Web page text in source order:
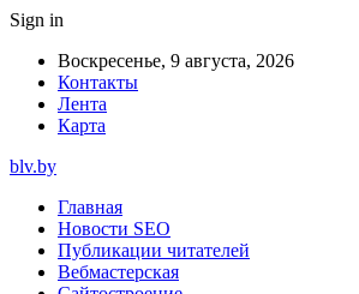
Sign in
Воскресенье, 9 августа, 2026
Контакты
Лента
Карта
blv.by
Главная
Новости SEO
Публикации читателей
Вебмастерская